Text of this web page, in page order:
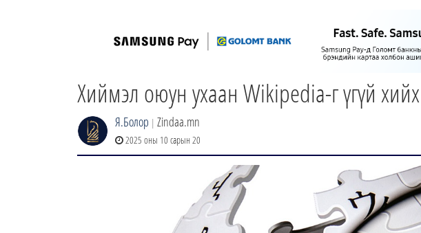
Хиймэл оюун ухаан Wikipedia-г үгүй
Я.Болор | Zindaa.mn
2025 оны 10 сарын 20